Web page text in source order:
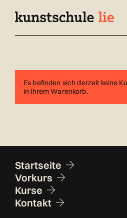
Navigieren
Seitenkontext
Es befinden sich derzeit keine
in Ihrem Warenkorb.
Fusszeile
Startseite
Vorkurs
Kurse
Kontakt